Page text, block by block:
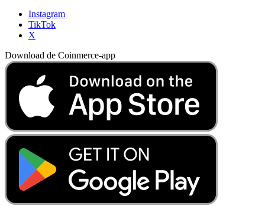
Instagram
TikTok
X
Download de Coinmerce-app